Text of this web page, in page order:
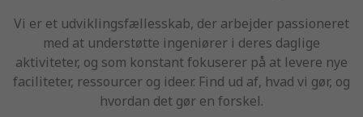
Vi er et udviklingsfællesskab, der arbejder passioneret
med at understøtte ingeniører i deres daglige
aktiviteter, og som konstant fokuserer på at levere nye
faciliteter, ressourcer og ideer. Find ud af, hvad vi gør, og
hvordan det gør en forskel.